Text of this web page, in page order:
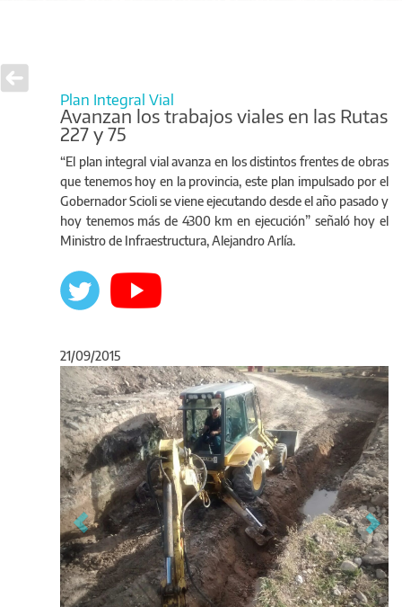
Plan Integral Vial
Avanzan los trabajos viales en las Rutas
227 y 75
“El plan integral vial avanza en los distintos frentes de obras
que tenemos hoy en la provincia, este plan impulsado por el
Gobernador Scioli se viene ejecutando desde el año pasado y
hoy tenemos más de 4300 km en ejecución” señaló hoy el
Ministro de Infraestructura, Alejandro Arlía.
21/09/2015
Anterior